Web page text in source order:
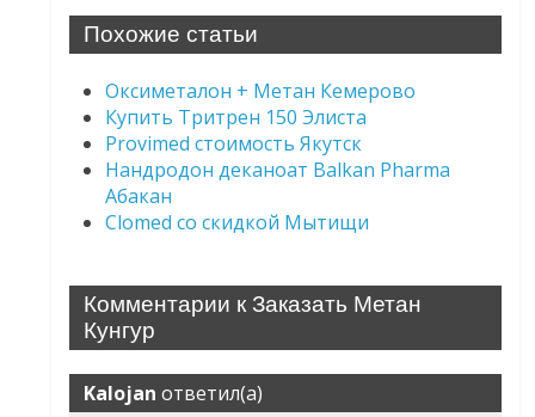
Похожие статьи
Оксиметалон + Метан Кемерово
Купить Тритрен 150 Элиста
Provimed стоимость Якутск
Нандродон деканоат Balkan Pharma
Абакан
Clomed со скидкой Мытищи
Комментарии к Заказать Метан
Кунгур
Kalojan ответил(а)